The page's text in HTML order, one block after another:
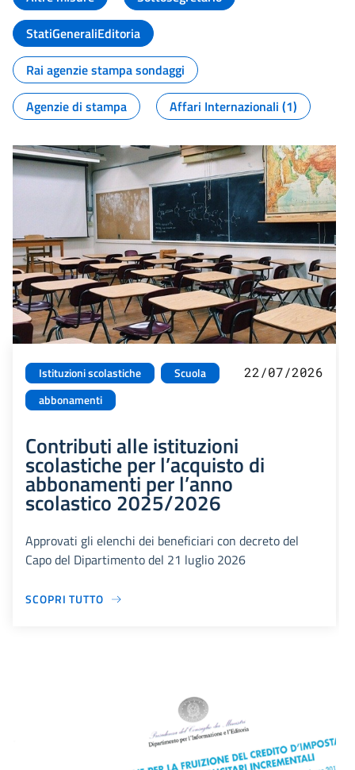
StatiGeneraliEditoria
Rai agenzie stampa sondaggi
Agenzie di stampa
Affari Internazionali (1)
Istituzioni scolastiche
Scuola
abbonamenti
22/07/2026
Contributi alle istituzioni
scolastiche per l’acquisto di
abbonamenti per l’anno
scolastico 2025/2026
Approvati gli elenchi dei beneficiari con decreto del
Capo del Dipartimento del 21 luglio 2026
SCOPRI TUTTO